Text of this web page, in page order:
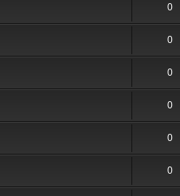
0
0
0
0
0
0